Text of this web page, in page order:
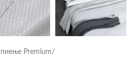
Premium/